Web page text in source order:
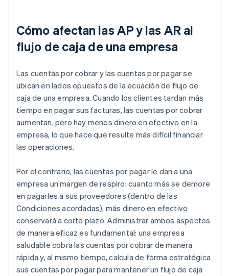
Cómo afectan las AP y las AR al
flujo de caja de una empresa
Las cuentas por cobrar y las cuentas por pagar se
ubican en lados opuestos de la ecuación de flujo de
caja de una empresa. Cuando los clientes tardan más
tiempo en pagar sus facturas, las cuentas por cobrar
aumentan, pero hay menos dinero en efectivo en la
empresa, lo que hace que resulte más difícil financiar
las operaciones.
Por el contrario, las cuentas por pagar le dan a una
empresa un margen de respiro: cuanto más se demore
en pagarles a sus proveedores (dentro de las
Condiciones acordadas), más dinero en efectivo
conservará a corto plazo. Administrar ambos aspectos
de manera eficaz es fundamental: una empresa
saludable cobra las cuentas por cobrar de manera
rápida y, al mismo tiempo, calcula de forma estratégica
sus cuentas por pagar para mantener un flujo de caja